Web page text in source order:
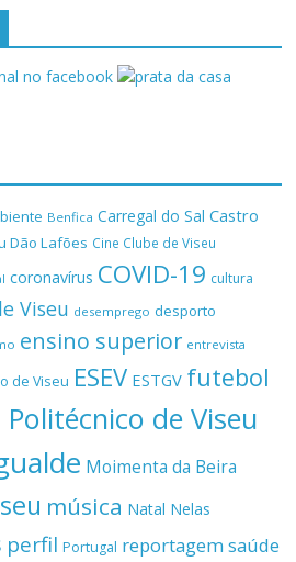
Benfica Carregal do Sal Castro
Dão Lafões Cine Clube de Viseu
coronavírus COVID-19 cultura
Viseu desemprego desporto
ensino superior entrevista
de Viseu ESEV ESTGV futebol
de Viseu
Moimenta da Beira
música Natal Nelas
perfil Portugal reportagemsaúde